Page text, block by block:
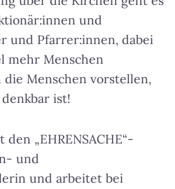
und
und Pfarrer:innen, dabei
mehr Menschen
die Menschen vorstellen,
ist!
„EHRENSACHE“-
und
und arbeitet bei